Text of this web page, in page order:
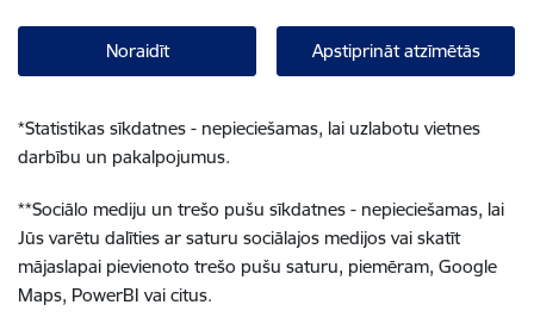
Noraidīt Apstiprināt atzīmētās
*Statistikas sīkdatnes - nepieciešamas, lai uzlabotu vietnes
darbību un pakalpojumus.
**Sociālo mediju un trešo pušu sīkdatnes - nepieciešamas, lai
Jūs varētu dalīties ar saturu sociālajos medijos vai skatīt
mājaslapai pievienoto trešo pušu saturu, piemēram, Google
Maps, PowerBI vai citus.